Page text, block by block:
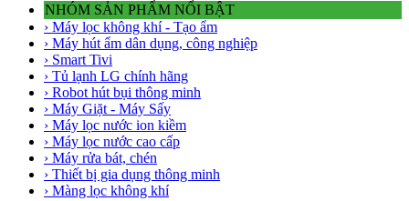
NHÓM SẢN PHẨM NỔI BẬT
› Máy lọc không khí - Tạo ẩm
› Máy hút ẩm dân dụng, công nghiệp
› Smart Tivi
› Tủ lạnh LG chính hãng
› Robot hút bụi thông minh
› Máy Giặt - Máy Sấy
› Máy lọc nước ion kiềm
› Máy lọc nước cao cấp
› Máy rửa bát, chén
› Thiết bị gia dụng thông minh
› Màng lọc không khí